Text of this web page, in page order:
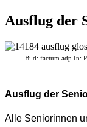
Ausflug der
Bild: factum.adp In:
Ausflug der
Alle Seniorinnen